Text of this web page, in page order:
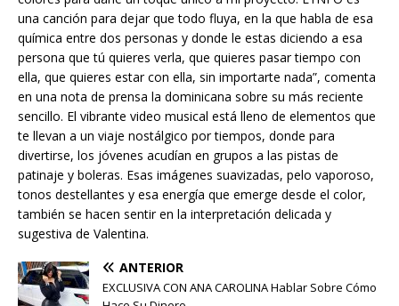
una canción para dejar que todo fluya, en la que habla de esa
química entre dos personas y donde le estas diciendo a esa
persona que tú quieres verla, que quieres pasar tiempo con
ella, que quieres estar con ella, sin importarte nada”, comenta
en una nota de prensa la dominicana sobre su más reciente
sencillo. El vibrante video musical está lleno de elementos que
te llevan a un viaje nostálgico por tiempos, donde para
divertirse, los jóvenes acudían en grupos a las pistas de
patinaje y boleras. Esas imágenes suavizadas, pelo vaporoso,
tonos destellantes y esa energía que emerge desde el color,
también se hacen sentir en la interpretación delicada y
sugestiva de Valentina.
ANTERIOR
EXCLUSIVA CON ANA CAROLINA Hablar Sobre Cómo